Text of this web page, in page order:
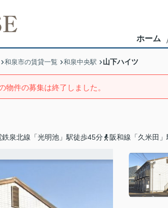
ホーム
和泉市の賃貸一覧 和泉中央駅 山下ハイツ
物件の募集は終了しました。
鉄泉北線「光明池」駅徒歩45分 阪和線「久米田